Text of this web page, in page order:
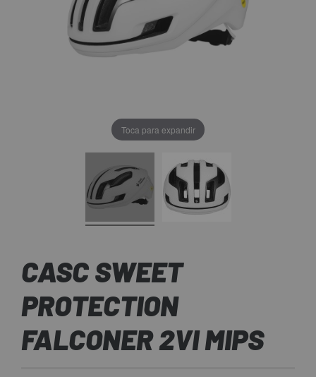
Toca para expandir
CASC SWEET
PROTECTION
FALCONER 2VI MIPS